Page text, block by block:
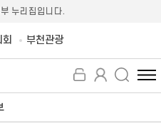
누리집입니다.
부천관광
전
체
뉴